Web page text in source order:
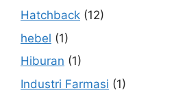
Hatchback (12)
hebel (1)
Hiburan (1)
Industri Farmasi (1)